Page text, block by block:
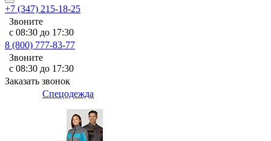
+7 (347) 215-18-25
Звоните
с 08:30 до 17:30
8 (800) 777-83-77
Звоните
с 08:30 до 17:30
Заказать звонок
Спецодежда